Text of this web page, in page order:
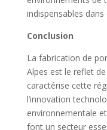
indispensables
Conclusion
La fabrication de
Alpes est le reflet de
caractérise cette
l’innovation
environnementale
font un secteur